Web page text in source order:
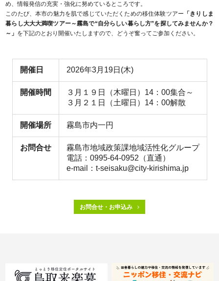
め、情報発信の充実・強化に努めているところです。
このたび、本市の魅力を肌で感じていただくための移住体験ツアー 「きりしま
暮らし大大大満喫ツアー～霧島で“自分らしい暮らし方”を探してみませんか？
～」 を下記のとおり開催いたしますので、どうぞ奮ってご参加ください。
開催日 2026年3月19日(木)
開催時間
３月１９日（木曜日）14：00集合～
３月２１日（土曜日）14：00解散
開催場所 霧島市内一円
お問合せ
霧島市地域政策課地域活性化グループ
電話：0995-64-0952（直通）
e-mail：t-seisaku@city-kirishima.jp
お問合せ・お申込み